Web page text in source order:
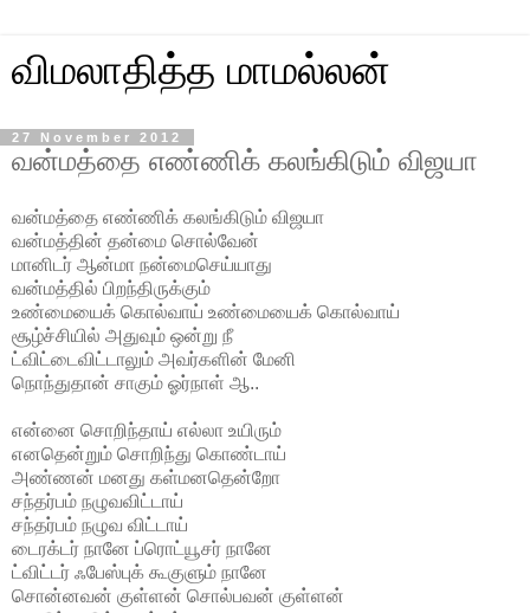
விமலாதித்த மாமல்லன்
27 November 2012
வன்மத்தை எண்ணிக் கலங்கிடும் விஜயா
வன்மத்தை எண்ணிக் கலங்கிடும் விஜயா
வன்மத்தின் தன்மை சொல்வேன்
மானிடர் ஆன்மா நன்மைசெய்யாது
வன்மத்தில் பிறந்திருக்கும்
உண்மையைக் கொல்வாய் உண்மையைக் கொல்வாய்
சூழ்ச்சியில் அதுவும் ஒன்று நீ
ட்விட்டைவிட்டாலும் அவர்களின் மேனி
நொந்துதான் சாகும் ஓர்நாள் ஆ..
என்னை சொறிந்தாய் எல்லா உயிரும்
எனதென்றும் சொறிந்து கொண்டாய்
அண்ணன் மனது கள்மனதென்றோ
சந்தர்பம் நழுவவிட்டாய்
சந்தர்பம் நழுவ விட்டாய்
டைரக்டர் நானே ப்ரொட்யூசர் நானே
ட்விட்டர் ஃபேஸ்புக் கூகுளும் நானே
சொன்னவன் குள்ளன் சொல்பவன் குள்ளன்